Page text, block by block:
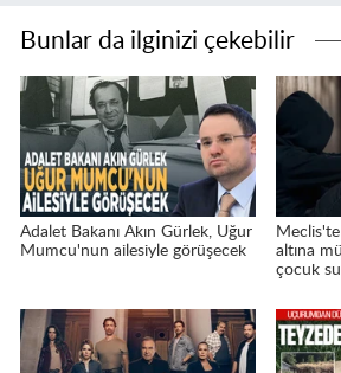
Bunlar da ilginizi çekebilir
Adalet Bakanı Akın Gürlek, Uğur
Mumcu'nun ailesiyle görüşecek
altına
çocuk